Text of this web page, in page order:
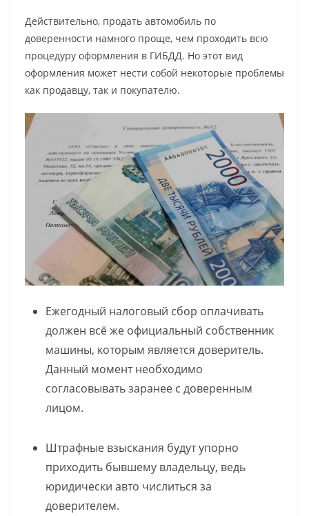
Действительно, продать автомобиль по
доверенности намного проще, чем проходить всю
процедуру оформления в ГИБДД. Но этот вид
оформления может нести собой некоторые проблемы
как продавцу, так и покупателю.
Ежегодный налоговый сбор оплачивать
должен всё же официальный собственник
машины, которым является доверитель.
Данный момент необходимо
согласовывать заранее с доверенным
лицом.
Штрафные взыскания будут упорно
приходить бывшему владельцу, ведь
юридически авто числиться за
доверителем.